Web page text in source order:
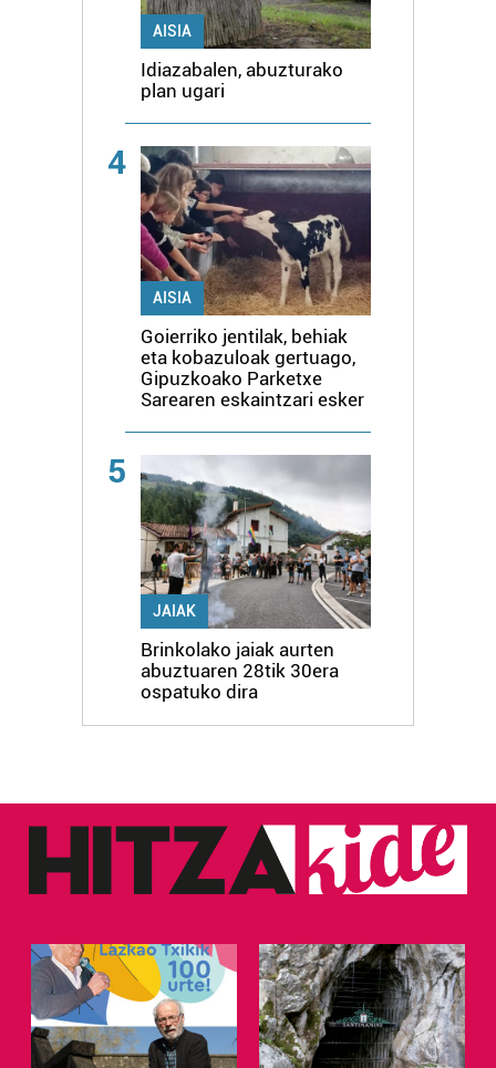
AISIA
Idiazabalen, abuzturako
plan ugari
4
AISIA
Goierriko jentilak, behiak
eta kobazuloak gertuago,
Gipuzkoako Parketxe
Sarearen eskaintzari esker
5
JAIAK
Brinkolako jaiak aurten
abuztuaren 28tik 30era
ospatuko dira